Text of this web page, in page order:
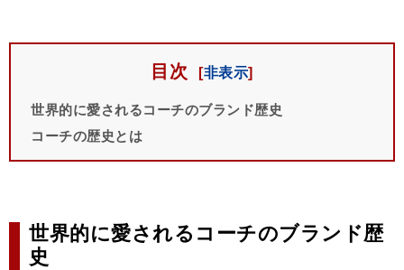
目次
世界的に愛されるコーチのブランド歴史
コーチの歴史とは
世界的に愛されるコーチのブランド歴
史